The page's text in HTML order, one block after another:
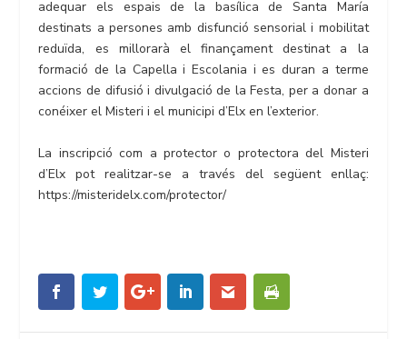
adequar els espais de la basílica de Santa María
destinats a persones amb disfunció sensorial i mobilitat
reduïda, es millorarà el finançament destinat a la
formació de la Capella i Escolania i es duran a terme
accions de difusió i divulgació de la Festa, per a donar a
conéixer el Misteri i el municipi d’Elx en l’exterior.
La inscripció com a protector o protectora del Misteri
d’Elx pot realitzar-se a través del següent enllaç:
https://misteridelx.com/protector/